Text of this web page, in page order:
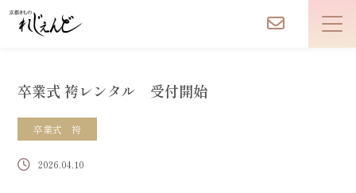
卒業式 袴レンタル 受付開始
卒業式 袴
2026.04.10